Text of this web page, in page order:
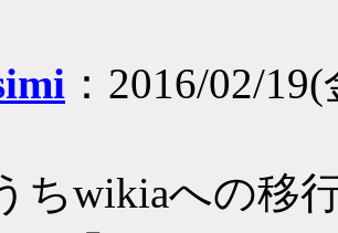
：2016/02/
ちwikiaへの移